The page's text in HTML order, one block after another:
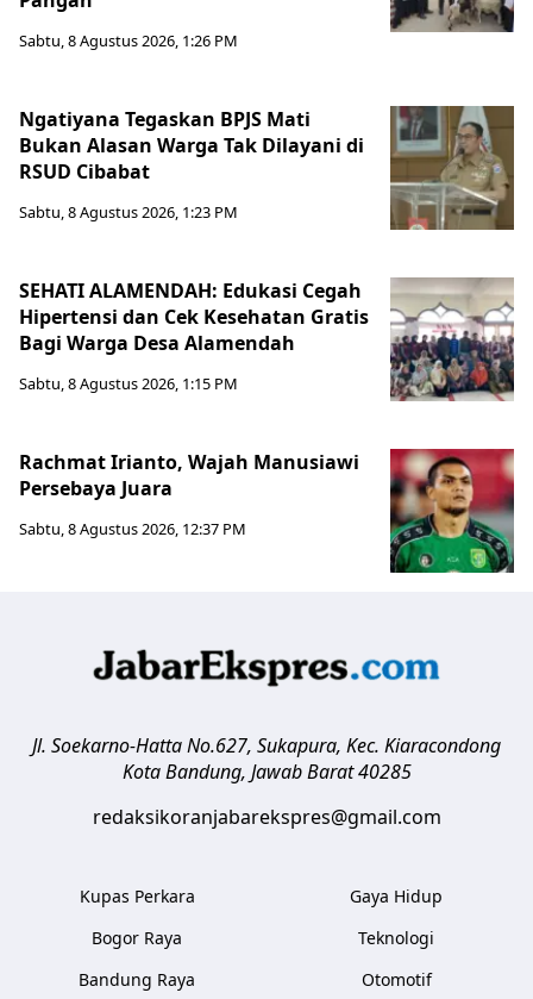
Sabtu, 8 Agustus 2026, 1:26 PM
Ngatiyana Tegaskan BPJS Mati
Bukan Alasan Warga Tak Dilayani di
RSUD Cibabat
Sabtu, 8 Agustus 2026, 1:23 PM
SEHATI ALAMENDAH: Edukasi Cegah
Hipertensi dan Cek Kesehatan Gratis
Bagi Warga Desa Alamendah
Sabtu, 8 Agustus 2026, 1:15 PM
Rachmat Irianto, Wajah Manusiawi
Persebaya Juara
Sabtu, 8 Agustus 2026, 12:37 PM
Jl. Soekarno-Hatta No.627, Sukapura, Kec. Kiaracondong
Kota Bandung, Jawab Barat 40285
redaksikoranjabarekspres@gmail.com
Kupas Perkara
Bogor Raya
Bandung Raya
Gaya Hidup
Teknologi
Otomotif